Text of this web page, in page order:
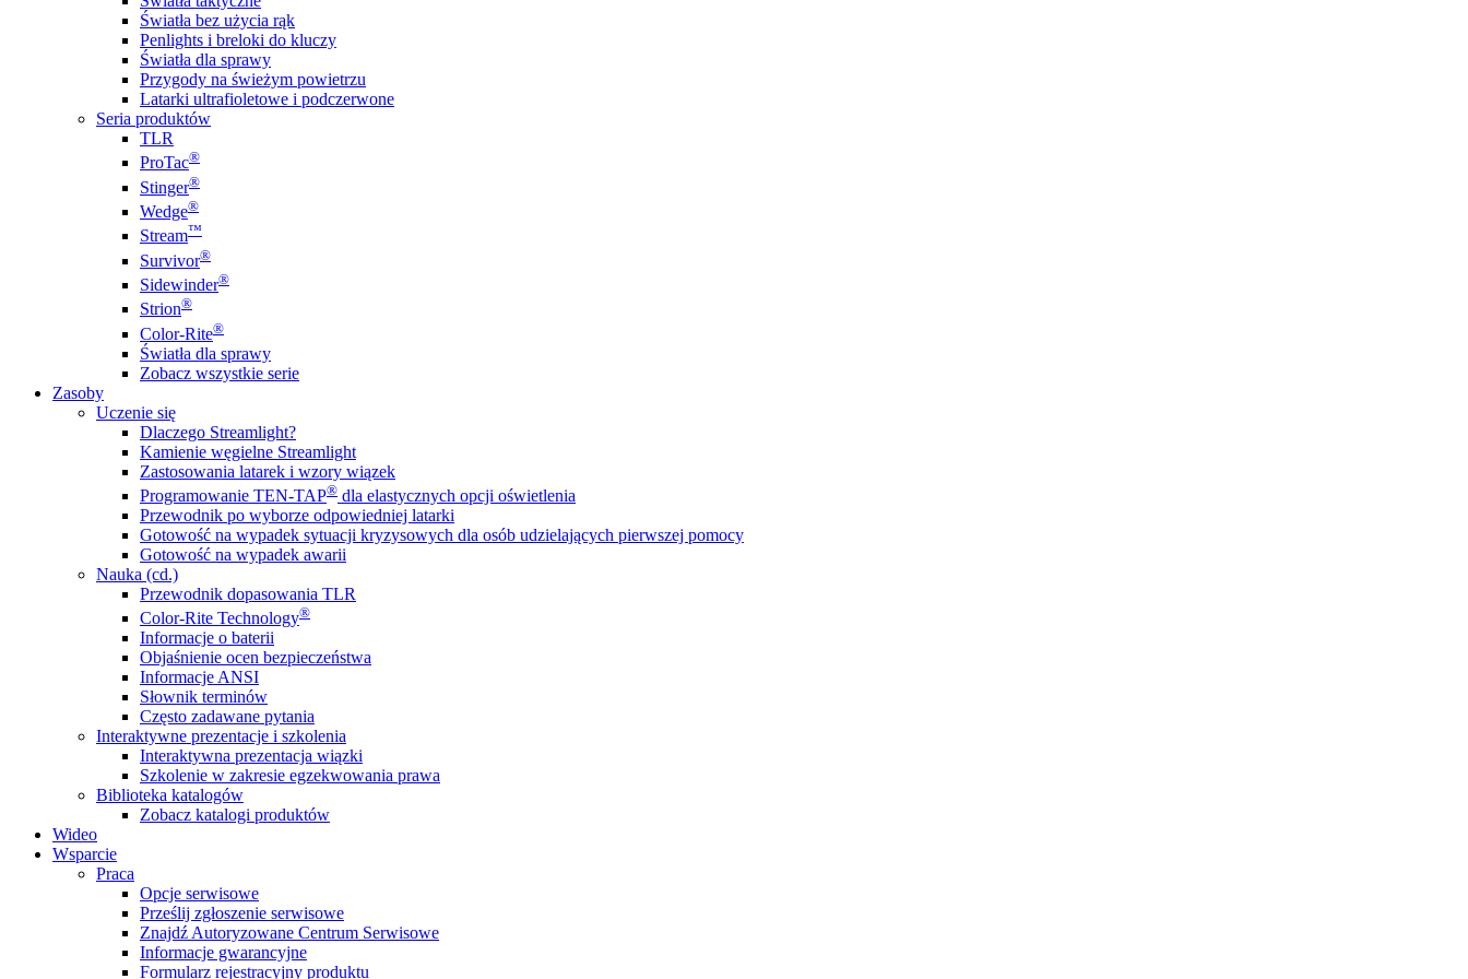
Światła bez użycia rąk
Penlights i breloki do kluczy
Światła dla sprawy
Przygody na świeżym powietrzu
Latarki ultrafioletowe i podczerwone
Seria produktów
TLR
ProTac®
Stinger®
Wedge®
Stream™
Survivor®
Sidewinder®
Strion®
Color-Rite®
Światła dla sprawy
Zobacz wszystkie serie
Zasoby
Uczenie się
Dlaczego Streamlight?
Kamienie węgielne Streamlight
Zastosowania latarek i wzory wiązek
Programowanie TEN-TAP® dla elastycznych opcji oświetlenia
Przewodnik po wyborze odpowiedniej latarki
Gotowość na wypadek sytuacji kryzysowych dla osób udzielających pierwszej pomocy
Gotowość na wypadek awarii
Nauka (cd.)
Przewodnik dopasowania TLR
Color-Rite Technology®
Informacje o baterii
Objaśnienie ocen bezpieczeństwa
Informacje ANSI
Słownik terminów
Często zadawane pytania
Interaktywne prezentacje i szkolenia
Interaktywna prezentacja wiązki
Szkolenie w zakresie egzekwowania prawa
Biblioteka katalogów
Zobacz katalogi produktów
Wideo
Wsparcie
Praca
Opcje serwisowe
Prześlij zgłoszenie serwisowe
Znajdź Autoryzowane Centrum Serwisowe
Informacje gwarancyjne
Formularz rejestracyjny produktu